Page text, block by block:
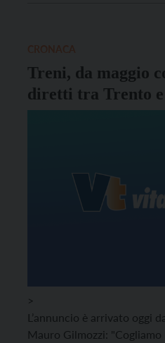
Treni, da maggio
diretti tra Trento
>
L’annuncio è arrivato oggi
Mauro Gilmozzi: "Cogliamo